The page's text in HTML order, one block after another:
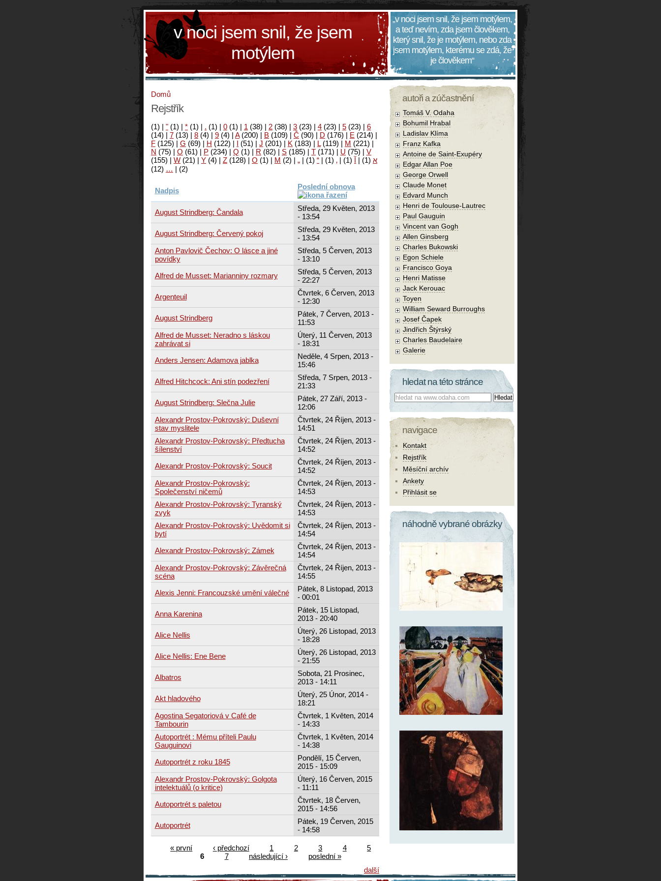
v noci jsem snil, že jsem
motýlem
„v noci jsem snil, že jsem motýlem,
a teď nevím, zda jsem člověkem,
který snil, že je motýlem, nebo zda
jsem motýlem, kterému se zdá, že
je člověkem“
Domů
Rejstřík
(1) | " (1) | * (1) | . (1) | 0 (1) | 1 (38) | 2 (38) | 3 (23) | 4 (23) | 5 (23) | 6
(14) | 7 (13) | 8 (4) | 9 (4) | A(200) | B (109) | Č (90) | D (176) | E (214) |
F (125) | G (69) | H (122) | I (51) | J (201) | K (183) | L(119) | M (221) |
N (75) | O (61) | P (234) | Q (1) | R (82) | S (185) | T (171) | U (75) | V
(155) | W (21) | Y (4) | Z (128) | Ο (1) | М (2) | א (1)
| آ (1)
|
‚
(1)
|
“
(1)
|
„
(2)
|
…
(12)
Nadpis Poslední obnova
August Strindberg: Čandala
Středa, 29 Květen, 2013
- 13:54
August Strindberg: Červený pokoj
Středa, 29 Květen, 2013
- 13:54
Anton Pavlovič Čechov: O lásce a jiné
povídky
Středa, 5 Červen, 2013
- 13:10
Alfred de Musset: Marianniny rozmary
Středa, 5 Červen, 2013
- 22:27
Argenteuil
Čtvrtek, 6 Červen, 2013
- 12:30
August Strindberg
Pátek, 7 Červen, 2013 -
11:53
Alfred de Musset: Neradno s láskou
zahrávat si
Úterý, 11 Červen, 2013
- 18:31
Anders Jensen: Adamova jablka
Neděle, 4 Srpen, 2013 -
15:46
Alfred Hitchcock: Ani stín podezření
Středa, 7 Srpen, 2013 -
21:33
August Strindberg: Slečna Julie
Pátek, 27 Září, 2013 -
12:06
Alexandr Prostov-Pokrovský: Duševní
stav myslitele
Čtvrtek, 24 Říjen, 2013 -
14:51
Alexandr Prostov-Pokrovský: Předtucha
šílenství
Čtvrtek, 24 Říjen, 2013 -
14:52
Alexandr Prostov-Pokrovský: Soucit
Čtvrtek, 24 Říjen, 2013 -
14:52
Alexandr Prostov-Pokrovský:
Společenství ničemů
Čtvrtek, 24 Říjen, 2013 -
14:53
Alexandr Prostov-Pokrovský: Tyranský
zvyk
Čtvrtek, 24 Říjen, 2013 -
14:53
Alexandr Prostov-Pokrovský: Uvědomit si
bytí
Čtvrtek, 24 Říjen, 2013 -
14:54
Alexandr Prostov-Pokrovský: Zámek
Čtvrtek, 24 Říjen, 2013 -
14:54
Alexandr Prostov-Pokrovský: Závěrečná
scéna
Čtvrtek, 24 Říjen, 2013 -
14:55
Alexis Jenni: Francouzské umění válečné
Pátek, 8 Listopad, 2013
- 00:01
Anna Karenina
Pátek, 15 Listopad,
2013 - 20:40
Alice Nellis
Úterý, 26 Listopad, 2013
- 18:28
Alice Nellis: Ene Bene
Úterý, 26 Listopad, 2013
- 21:55
Albatros
Sobota, 21 Prosinec,
2013 - 14:11
Akt hladového
Úterý, 25 Únor, 2014 -
18:21
Agostina Segatoriová v Café de
Tambourin
Čtvrtek, 1 Květen, 2014
- 14:33
Autoportrét : Mému příteli Paulu
Gauguinovi
Čtvrtek, 1 Květen, 2014
- 14:38
Autoportrét z roku 1845
Pondělí, 15 Červen,
2015 - 15:09
Alexandr Prostov-Pokrovský: Golgota
intelektuálů (o kritice)
Úterý, 16 Červen, 2015
- 11:11
Autoportrét s paletou
Čtvrtek, 18 Červen,
2015 - 14:56
Autoportrét
Pátek, 19 Červen, 2015
- 14:58
« první ‹ předchozí 1 2 3 4
5
6
7 následující ›
poslední »
další
autoři a zúčastnění
Tomáš V. Odaha
Bohumil Hrabal
Ladislav Klíma
Franz Kafka
Antoine de Saint-Exupéry
Edgar Allan Poe
George Orwell
Claude Monet
Edvard Munch
Henri de Toulouse-Lautrec
Paul Gauguin
Vincent van Gogh
Allen Ginsberg
Charles Bukowski
Egon Schiele
Francisco Goya
Henri Matisse
Jack Kerouac
Toyen
William Seward Burroughs
Josef Čapek
Jindřich Štýrský
Charles Baudelaire
Galerie
hledat na této stránce
Co hledat:
navigace
Kontakt
Rejstřík
Měsíční archív
Ankety
Přihlásit se
náhodně vybrané obrázky